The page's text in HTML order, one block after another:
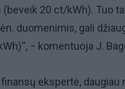
(beveik 20 ct/kWh). Tuo
duomenimis, gali
− komentuoja J.
ekspertė,